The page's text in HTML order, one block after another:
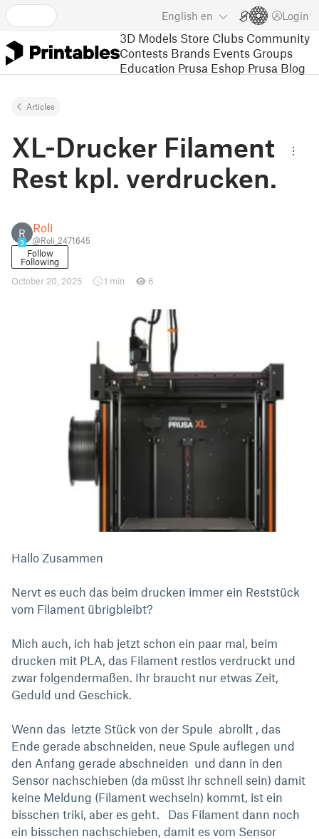
English en Login
3D Models Store Clubs Community
Contests Brands Events Groups
Education Prusa Eshop Prusa Blog
Articles
XL-Drucker Filament
Rest kpl. verdrucken.
R
3
Roli
@Roli_2471645
Follow
Following
October 20, 2025
1 min 6
Hallo Zusammen
Nervt es euch das beim drucken immer ein Reststück
vom Filament übrigbleibt?
Mich auch, ich hab jetzt schon ein paar mal, beim
drucken mit PLA, das Filament restlos verdruckt und
zwar folgendermaßen. Ihr braucht nur etwas Zeit,
Geduld und Geschick.
Wenn das letzte Stück von der Spule abrollt , das
Ende gerade abschneiden, neue Spule auflegen und
den Anfang gerade abschneiden und dann in den
Sensor nachschieben (da müsst ihr schnell sein) damit
keine Meldung (Filament wechseln) kommt, ist ein
bisschen triki, aber es geht. Das Filament dann noch
ein bisschen nachschieben, damit es vom Sensor